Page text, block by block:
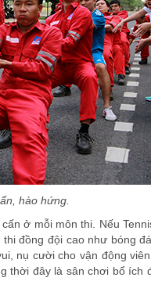
hào hứng.
ở mỗi môn thi. Nếu
đồng đội cao như bóng
nụ cười cho vận động
thời đây là sân chơi bổ ích